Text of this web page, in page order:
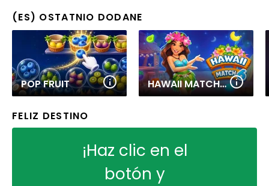
(ES) OSTATNIO DODANE
POP FRUIT HAWAII MATCH 6
FELIZ DESTINO
¡Haz clic en el
botón y